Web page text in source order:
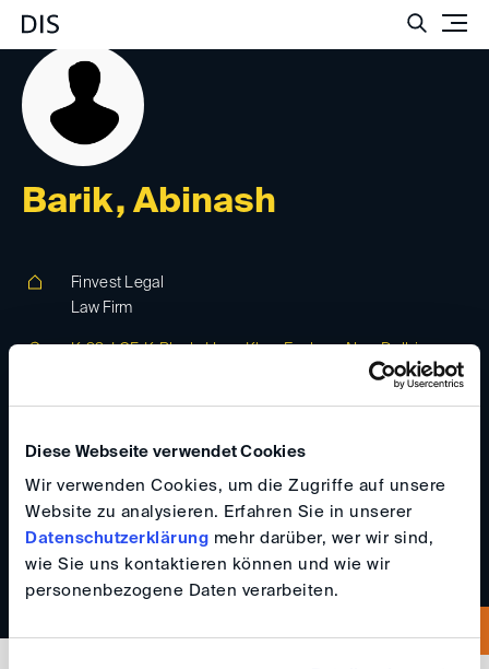
Diese Webseite verwendet Cookies
Wir verwenden Cookies, um die Zugriffe auf unsere
Website zu analysieren. Erfahren Sie in unserer
Datenschutzerklärung mehr darüber, wer wir sind,
wie Sie uns kontaktieren können und wie wir
personenbezogene Daten verarbeiten.
Barik, Abinash
Finvest Legal
Law Firm
+919717850566